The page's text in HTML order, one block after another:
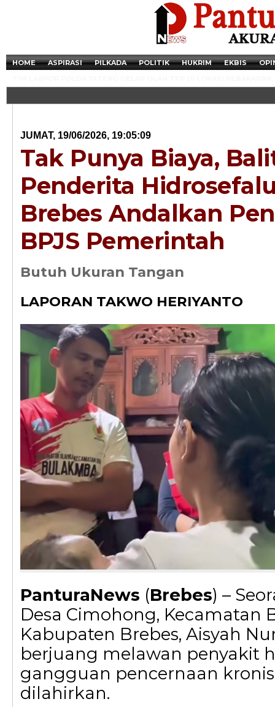
HOME ASPIRASI PILKADA POLITIK HUKRIM EKBIS
Newsticker -
Razia Transaksi
JUMAT, 19/06/2026, 19:05:09
Tak Punya Biaya,
Penderita
Brebes Andalkan
BPJS Pemerintah
Butuh Ukuran Tangan
LAPORAN TAKWO HERIYANTO
PanturaNews (Brebes) –
Desa Cimohong, Kecamatan
Kabupaten Brebes, Aisyah
berjuang melawan penyakit
gangguan pencernaan
dilahirkan.